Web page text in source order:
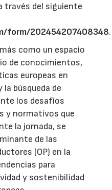
través del siguiente
form/202454207408348.
como un espacio
de conocimientos,
europeas en
búsqueda de
los desafíos
y normativos que
la jornada, se
de las
(OP) en la
para
y sostenibilidad